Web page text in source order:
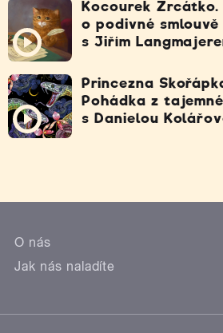
Kocourek Zrcátko.
o podivné
s Jiřím
Princezna
Pohádka z
s Danielou
O nás
Jak nás naladíte